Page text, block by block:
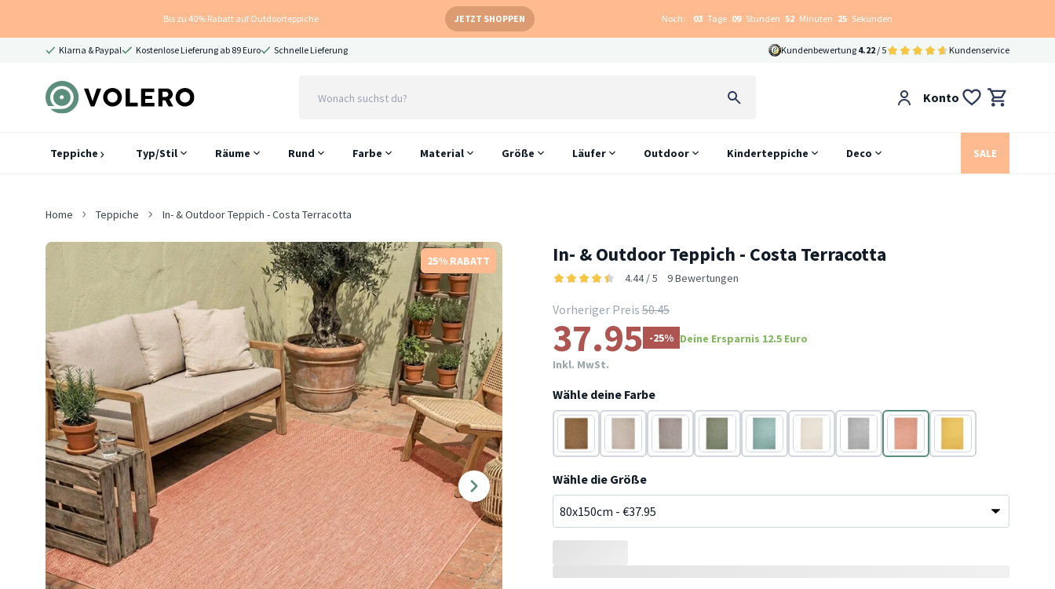
Bis zu 40% Rabatt auf Outdoorteppiche JETZT SHOPPEN Noch: 03 Tage 09 Stunden 52 Minuten 24 Sekunden
Klarna & Paypal Kostenlose Lieferung ab 89 Euro Schnelle Lieferung Kundenbewertung 4.22 / 5 Kundenservice
Konto
Teppiche Typ/Stil Räume Rund Farbe Material Größe Läufer Outdoor Kinderteppiche Deco SALE
Home Teppiche In- & Outdoor Teppich - Costa Terracotta
25% RABATT In- & Outdoor Teppich - Costa Terracotta
4.44 / 5 9 Bewertungen
Vorheriger Preis 50.45
37.95 -25% Deine Ersparnis 12.5 Euro
Inkl. MwSt.
Wähle deine Farbe
Braun Creme Taupe Grün Türkis Beige Grau TerracottaGelb
Wähle die Größe